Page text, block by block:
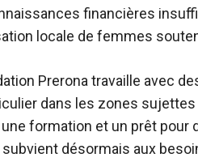
financières
locale de femmes
Prerona travaille avec
dans les zones sujettes
formation et un prêt pour
subvient désormais aux